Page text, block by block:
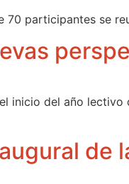
70 participantes se
inicio del año
de